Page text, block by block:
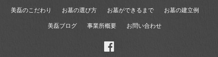
美磊のこだわり お墓の選び方 お墓ができるまで
お墓の建立例
美磊ブログ
事業所概要 お問い合わせ
Facebook